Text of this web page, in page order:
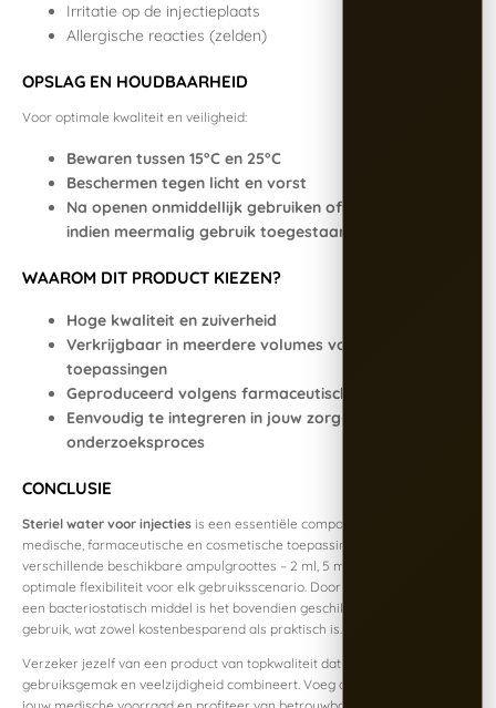
Irritatie op de injectieplaats
Allergische reacties (zelden)
OPSLAG EN HOUDBAARHEID
Voor optimale kwaliteit en veiligheid:
Bewaren tussen 15°C en 25°C
Beschermen tegen licht en vorst
Na openen onmiddellijk gebruiken of goed hersluiten
indien meermalig gebruik toegestaan is
WAAROM DIT PRODUCT KIEZEN?
Hoge kwaliteit en zuiverheid
Verkrijgbaar in meerdere volumes voor diverse
toepassingen
Geproduceerd volgens farmaceutische GMP-richtlijnen
Eenvoudig te integreren in jouw zorg- of
onderzoeksproces
CONCLUSIE
Steriel water voor injecties is een essentiële component in tal van
medische, farmaceutische en cosmetische toepassingen. Dankzij de
verschillende beschikbare ampulgroottes – 2 ml, 5 ml en 10 ml – biedt het
optimale flexibiliteit voor elk gebruiksscenario. Door de aanwezigheid van
een bacteriostatisch middel is het bovendien geschikt voor meervoudig
gebruik, wat zowel kostenbesparend als praktisch is.
Verzeker jezelf van een product van topkwaliteit dat veiligheid,
gebruiksgemak en veelzijdigheid combineert. Voeg dit product toe aan